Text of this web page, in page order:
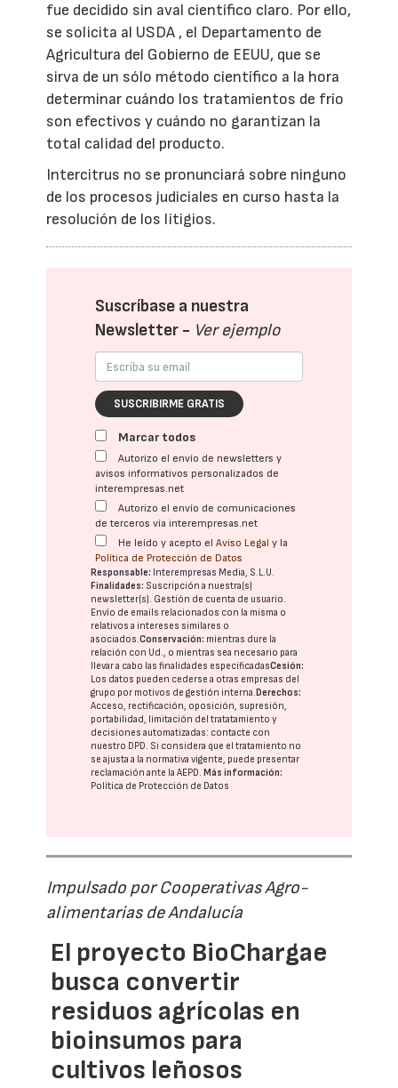
fue decidido sin aval científico claro. Por ello,
se solicita al USDA , el Departamento de
Agricultura del Gobierno de EEUU, que se
sirva de un sólo método científico a la hora
determinar cuándo los tratamientos de frío
son efectivos y cuándo no garantizan la
total calidad del producto.
Intercitrus no se pronunciará sobre ninguno
de los procesos judiciales en curso hasta la
resolución de los litigios.
Suscríbase a nuestra
Newsletter - Ver ejemplo
SUSCRIBIRME GRATIS
Marcar todos
Autorizo el envío de newsletters y
avisos informativos personalizados de
interempresas.net
Autorizo el envío de comunicaciones
de terceros vía interempresas.net
He leído y acepto elAviso Legal y la
Política de Protección de Datos
Responsable: Interempresas Media, S.L.U.
Finalidades: Suscripción a nuestra(s)
newsletter(s). Gestión de cuenta de usuario.
Envío de emails relacionados con la misma o
relativos a intereses similares o
asociados.Conservación: mientras dure la
relación con Ud., o mientras sea necesario para
llevar a cabo las finalidades especificadasCesión:
Los datos pueden cederse a otras empresas del
grupo por motivos de gestión interna. Derechos:
Acceso, rectificación, oposición, supresión,
portabilidad, limitación del tratatamiento y
decisiones automatizadas: contacte con
nuestro DPD. Si considera que el tratamiento no
se ajusta a la normativa vigente, puede presentar
reclamación ante laAEPD. Más información:
Política de Protección de Datos
Impulsado por Cooperativas Agro-
alimentarias de Andalucía
El proyecto BioChargae
busca convertir
residuos agrícolas en
bioinsumos para
cultivos leñosos